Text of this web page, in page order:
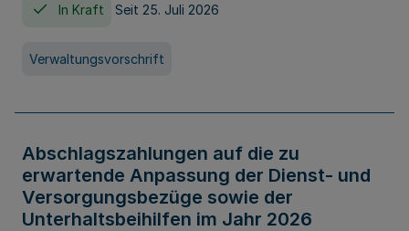
In Kraft Seit 25. Juli 2026
Verwaltungsvorschrift
Abschlagszahlungen auf die zu
erwartende Anpassung der Dienst- und
Versorgungsbezüge sowie der
Unterhaltsbeihilfen im Jahr 2026